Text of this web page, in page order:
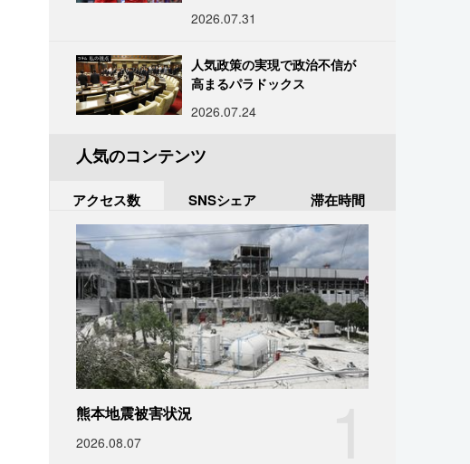
2026.07.31
人気政策の実現で政治不信が
高まるパラドックス
2026.07.24
人気のコンテンツ
アクセス数 SNSシェア 滞在時間
熊本地震被害状況
2026.08.07